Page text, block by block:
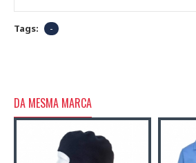
Tags: -
DA MESMA MARCA